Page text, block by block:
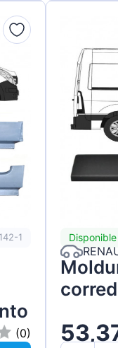
1
(0)